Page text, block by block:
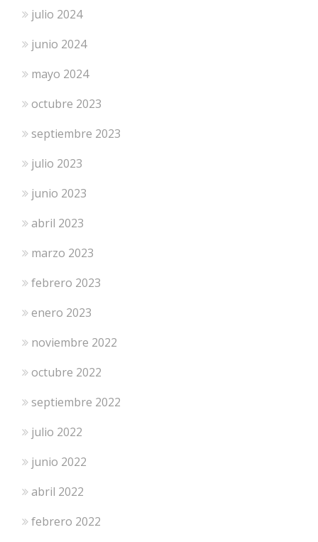
julio 2024
junio 2024
mayo 2024
octubre 2023
septiembre 2023
julio 2023
junio 2023
abril 2023
marzo 2023
febrero 2023
enero 2023
noviembre 2022
octubre 2022
septiembre 2022
julio 2022
junio 2022
abril 2022
febrero 2022